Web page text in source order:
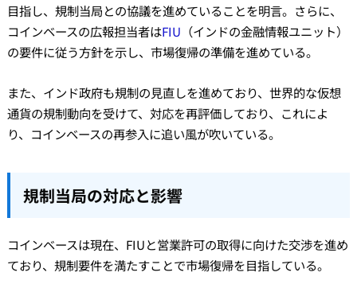
目指し、規制当局との協議を進めていることを明言。さらに、
コインベースの広報担当者はFIU （インドの金融情報ユニット）
の要件に従う方針を示し、市場復帰の準備を進めている。
また、インド政府も規制の見直しを進めており、世界的な仮想
通貨の規制動向を受けて、対応を再評価しており、これによ
り、コインベースの再参入に追い風が吹いている。
規制当局の対応と影響
コインベースは現在、FIUと営業許可の取得に向けた交渉を進め
ており、規制要件を満たすことで市場復帰を目指している。